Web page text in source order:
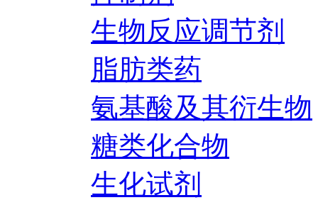
生物反应调节剂
脂肪类药
氨基酸及其衍生物
糖类化合物
生化试剂